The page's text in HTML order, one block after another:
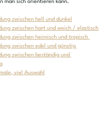
man sich orientieren kann.
zwischen hell und dunkel
zwischen hart und weich / elastisch
zwischen heimisch und tropisch
zwischen edel und günstig
zwischen beständig und
viel Auswahl